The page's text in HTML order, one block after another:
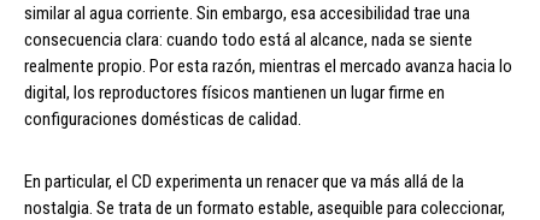
similar al agua corriente. Sin embargo, esa accesibilidad trae una
consecuencia clara: cuando todo está al alcance, nada se siente
realmente propio. Por esta razón, mientras el mercado avanza hacia lo
digital, los reproductores físicos mantienen un lugar firme en
configuraciones domésticas de calidad.
En particular, el CD experimenta un renacer que va más allá de la
nostalgia. Se trata de un formato estable, asequible para coleccionar,